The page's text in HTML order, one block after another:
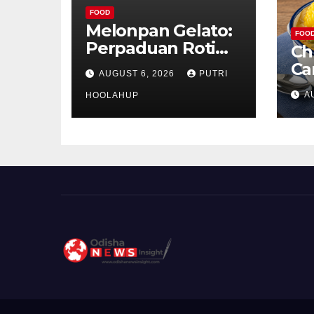
FOOD
Melonpan Gelato:
Perpaduan Roti
Renyah dan Es
Krim Lembut yang
Menggoda
AUGUST 6, 2026 PUTRI
HOOLAHUP